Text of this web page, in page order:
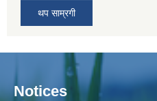
थप साम्रगी
Notices